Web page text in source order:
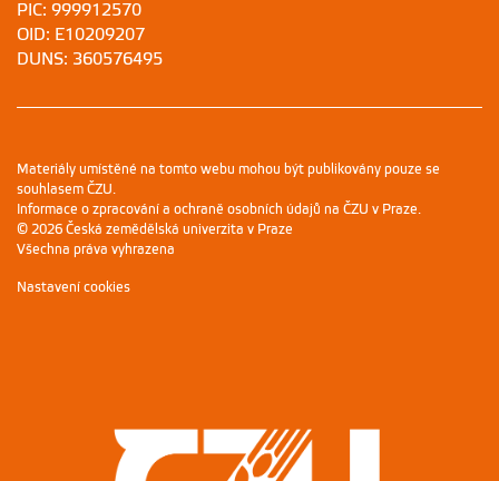
PIC: 999912570
OID: E10209207
DUNS: 360576495
Materiály umístěné na tomto webu mohou být publikovány pouze se
souhlasem ČZU.
Informace o zpracování a ochraně osobních údajů na ČZU v Praze.
© 2026 Česká zemědělská univerzita v Praze
Všechna práva vyhrazena
Nastavení cookies